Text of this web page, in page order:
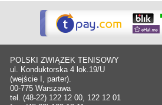
POLSKI ZWIĄZEK TENISOWY
ul. Konduktorska 4 lok.19/U
(wejście I, parter).
00-775 Warszawa
tel. (48-22) 122 12 00, 122 12 01